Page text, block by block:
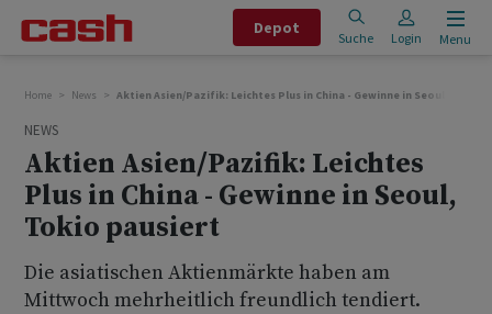
Depot
Suche Login Menu
Home News Aktien Asien/Pazifik: Leichtes Plus in China - Gewinne in Seoul, Tokio
NEWS
Aktien Asien/Pazifik: Leichtes
Plus in China - Gewinne in Seoul,
Tokio pausiert
Die asiatischen Aktienmärkte haben am
Mittwoch mehrheitlich freundlich tendiert.